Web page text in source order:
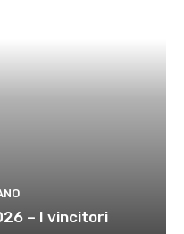
– I vincitori